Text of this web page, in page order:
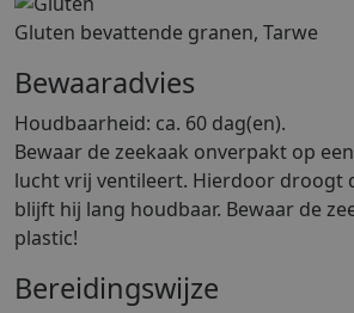
Gluten bevattende granen, Tarwe
Bewaaradvies
Houdbaarheid: ca. 60 dag(en).
Bewaar de zeekaak onverpakt op
lucht vrij ventileert. Hierdoor droogt
blijft hij lang houdbaar. Bewaar de
plastic!
Bereidingswijze